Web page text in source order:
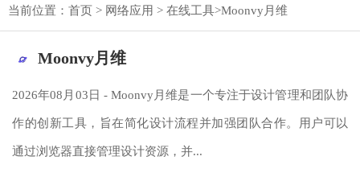
当前位置： 首页 > 网络应用 > 在线工具>Moonvy月维
Moonvy月维
2026年08月03日 - Moonvy月维是一个专注于设计管理和团队协
作的创新工具，旨在简化设计流程并加强团队合作。用户可以
通过浏览器直接管理设计资源，并...